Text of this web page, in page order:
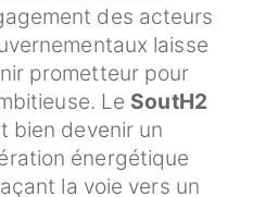
des acteurs
laisse
prometteur pour
Le SoutH2
bien devenir un
énergétique
la voie vers un